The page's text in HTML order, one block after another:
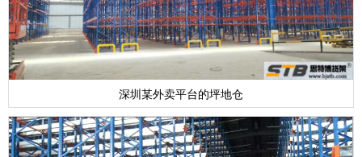
深圳某外卖平台的坪地仓